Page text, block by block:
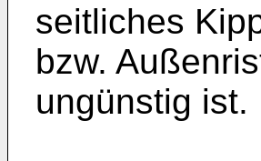
seitliches
bzw.
ungünstig ist.